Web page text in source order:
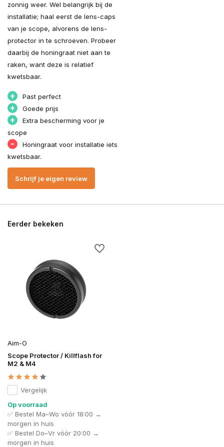
zonnig weer. Wel belangrijk bij de
installatie; haal eerst de lens-caps
van je scope, alvorens de lens-
protector in te schroeven. Probeer
daarbij de honingraat niet aan te
raken, want deze is relatief
kwetsbaar.
+ Past perfect
+ Goede prijs
+
Extra bescherming voor je
scope
-
Honingraat voor installatie iets
kwetsbaar.
Schrijf je eigen review
Eerder bekeken
Aim-O
Scope Protector / Killflash for
M2 & M4
Vergelijk
Op voorraad
✅ Bestel Ma–Wo vóór 18:00 →
morgen in huis
✅ Bestel Do–Vr vóór 20:00 →
morgen in huis